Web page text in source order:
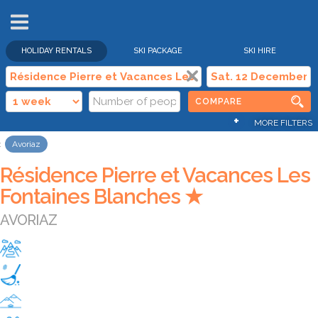
HOLIDAY RENTALS SKI PACKAGE SKI HIRE
COMPARE
+ MORE FILTERS
Avoriaz
Résidence Pierre et Vacances Les
Fontaines Blanches ★
AVORIAZ